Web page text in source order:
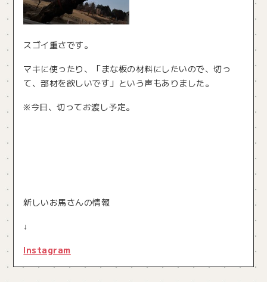
スゴイ重さです。
マキに使ったり、「まな板の材料にしたいので、切っ
て、部材を欲しいです」という声もありました。
※今日、切ってお渡し予定。
新しいお馬さんの情報
↓
Instagram